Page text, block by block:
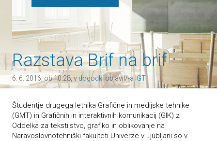
Razstava Brif na brif
6. 6. 2016, ob 10.28, v dogodki objavil/-a IGT
Študentje drugega letnika Grafične in medijske tehnike
(GMT) in Grafičnih in interaktivnih komunikacij (GIK) z
Oddelka za tekstilstvo, grafiko in oblikovanje na
Naravoslovnotehniški fakulteti Univerze v Ljubljani so v